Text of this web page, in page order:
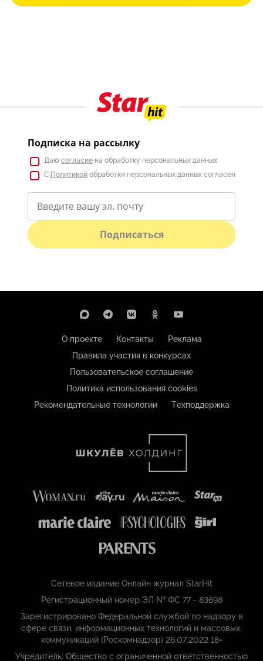
Подписка на рассылку
Даю согласие на обработку персональных данных
С Политикой обработки персональных данных согласен
Подписаться
О проекте Контакты
Реклама
Правила участия в конкурсах
Пользовательское соглашение
Политика использования cookies
Рекомендательные технологии
Техподдержка
Сетевое издание Онлайн журнал StarHit
Регистрационный номер ЭЛ № ФС 77 - 83698
Зарегистрировано Федеральной службой по надзору в
сфере связи, информационных технологий и массовых,
коммуникаций (Роскомнадзор) 26.07.2022 18+
Учредитель: Общество с ограниченной ответственностью